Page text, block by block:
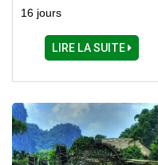
Ba Be – Halong – Ninh Binh
– Nam Dinh
16 jours
LIRE LA SUITE